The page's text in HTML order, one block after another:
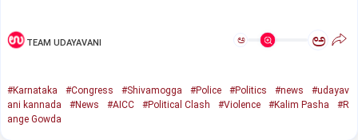
TEAM UDAYAVANI ಅ ಅ
#Karnataka #Congress #Shivamogga #Police #Politics #news
#udayav
ani kannada
#News #AICC #Political Clash #Violence #Kalim Pasha
#R
ange Gowda